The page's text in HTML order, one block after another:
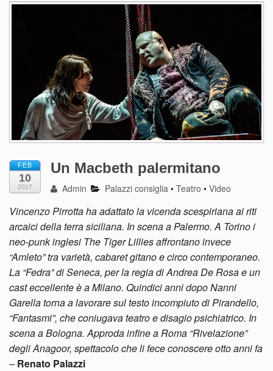
FEB
10
2017
Un Macbeth palermitano
Admin Palazzi consiglia •Teatro •Video
Vincenzo Pirrotta ha adattato la vicenda scespiriana ai riti
arcaici della terra siciliana. In scena a Palermo. A Torino i
neo-punk inglesi The Tiger Lillies affrontano invece
“Amleto” tra varietà, cabaret gitano e circo contemporaneo.
La “Fedra” di Seneca, per la regia di Andrea De Rosa e un
cast eccellente è a Milano. Quindici anni dopo Nanni
Garella torna a lavorare sul testo incompiuto di Pirandello,
“Fantasmi”, che coniugava teatro e disagio psichiatrico. In
scena a Bologna. Approda infine a Roma “Rivelazione”
degli Anagoor, spettacolo che li fece conoscere otto anni fa
– Renato Palazzi